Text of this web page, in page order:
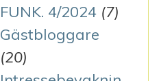
FUNK. 4/2024 (7)
Gästbloggare
(20)